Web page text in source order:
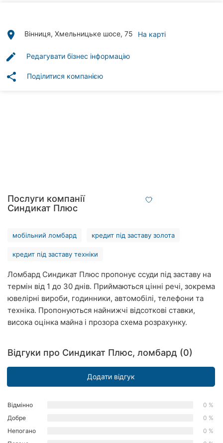
рубрики
Хмельницький
Рівне
Одеса
Кропивницький
Київ
Харків
Кривий
Ріг
Миколаїв
place Вінниця, Хмельницьке шосе, 75 На карті
edit Редагувати бізнес інформацію
share Поділитися компанією
Послуги компанії
Синдикат Плюс
мобільний ломбард кредит під заставу золота
кредит під заставу техніки
Ломбард Синдикат Плюс пропонує ссуди під заставу на
термін від 1 до 30 днів. Приймаються цінні речі, зокрема
ювелірні вироби, годинники, автомобілі, телефони та
техніка. Пропонуються найнижчі відсоткові ставки,
висока оцінка майна і прозора схема розрахунку.
Відгуки про Синдикат Плюс, ломбард (0)
Додати відгук
Відмінно
0 %
Добре
0 %
Непогано
0 %